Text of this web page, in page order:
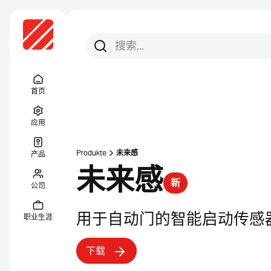
首页
应用
产品
公司
职业生涯
搜索
搜索
Produkte 未来感
未来感 新
用于自动门的智能启动传感
下载